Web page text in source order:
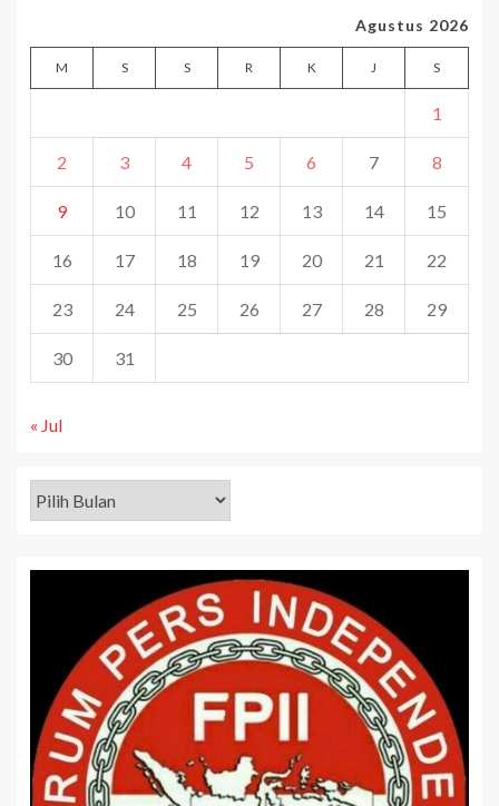
Agustus 2026
M S S R K J S
1
2 3 4 5 6 7 8
9 10 11 12 13 14 15
16 17 18 19 20 21 22
23 24 25 26 27 28 29
30 31
« Jul